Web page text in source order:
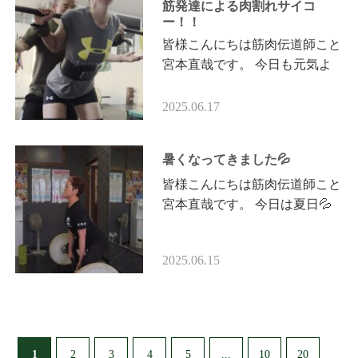
筋発達による肉割れサイコ
ー！！
皆様こんにちは筋肉伝道師こと
宮本直哉です。 今日も元気よ
担当 レイナー様 ジャパンクラ
2025.06.17
暑くなってきました💦
皆様こんにちは筋肉伝道師こと
宮本直哉です。 今日は夏日💦
フ フォームローラーで入念
2025.06.15
1 2 3 4 5 ... 10 20